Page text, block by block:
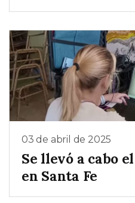
03 de abril de 2025
Se llevó a cabo
en Santa Fe